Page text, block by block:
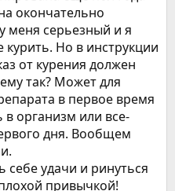
окончательно
меня серьезный и я
Но в инструкции
от курения должен
так? Может для
в первое время
организм или все-
дня. Вообщем
себе удачи и ринуться
привычкой!